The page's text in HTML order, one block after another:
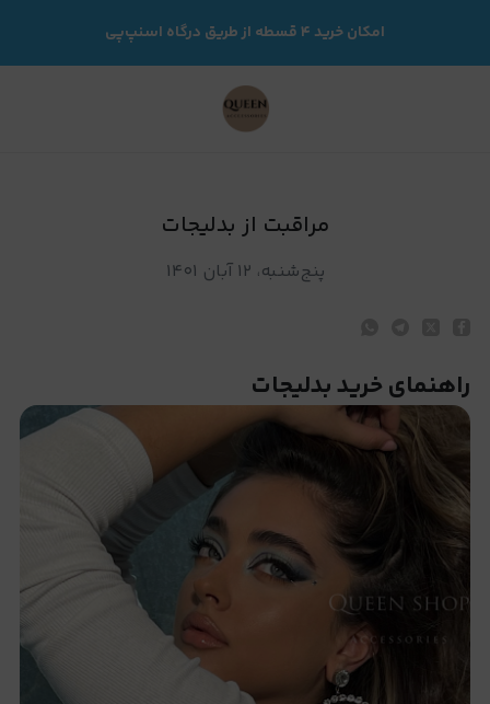
امکان خرید ۴ قسطه از طریق درگاه اسنپ‌پی
مراقبت از بدلیجات
پنج‌شنبه، ۱۲ آبان ۱۴۰۱
راهنمای خریدبدلیجات